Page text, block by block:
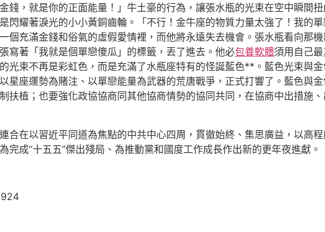
錢，就是你的正面能量！」牛土豪的行為，讓張水瓶的光束在空中瞬間
閃耀著淚光的小小黃銅齒輪。「不行！金牛座的物質力量太強了！我的
個充滿金錢和俗氣的虛假愛情裡，而他將永遠失去機會。張水瓶看向那
寫著「我就是個單戀傻瓜」的標籤，丟了進去。他必包養軟體須用自己
光束不再是彩虹色，而是充滿了水瓶座特有的怪誕藍色**。藍色光束與
星座運勢為賭注、以單戀能量為武器的荒唐戰爭，正式打響了。藍色與
扶植；也要強化政協協商同其他協商情勢的協同共同，在協商中出措施
合在以習近平同道為焦點的中共中心四周，貫徹始終、集思廣益，以高
成“十五五”傑出殘局、為推動黨和國度工作成長作出新的更年夜進獻。